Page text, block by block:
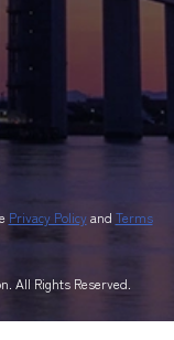
Privacy Policyand Terms
All Rights Reserved.